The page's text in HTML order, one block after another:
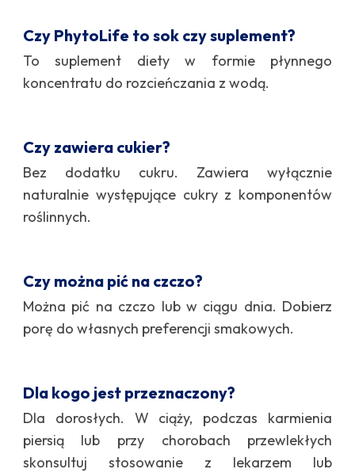
Czy PhytoLife to sok czy suplement?
To suplement diety w formie płynnego
koncentratu do rozcieńczania z wodą.
Czy zawiera cukier?
Bez dodatku cukru. Zawiera wyłącznie
naturalnie występujące cukry z komponentów
roślinnych.
Czy można pić na czczo?
Można pić na czczo lub w ciągu dnia. Dobierz
porę do własnych preferencji smakowych.
Dla kogo jest przeznaczony?
Dla dorosłych. W ciąży, podczas karmienia
piersią lub przy chorobach przewlekłych
skonsultuj stosowanie z lekarzem lub